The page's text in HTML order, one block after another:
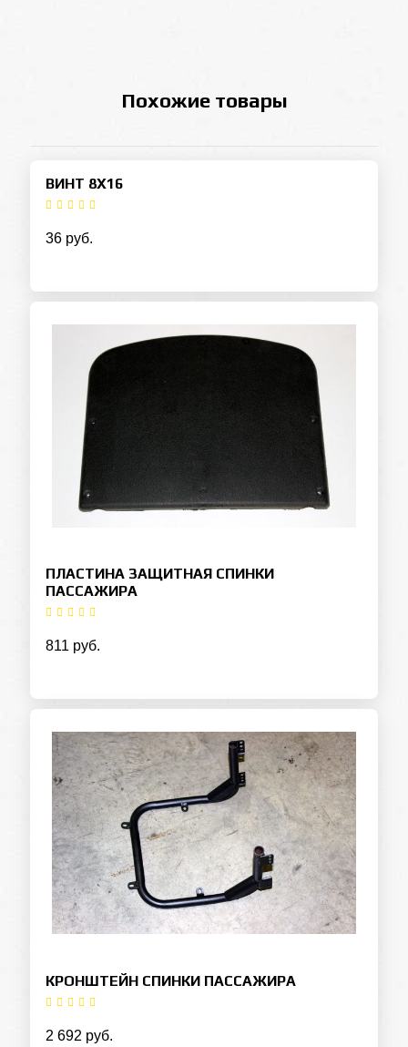
Похожие товары
ВИНТ 8Х16
36 руб.
ПЛАСТИНА ЗАЩИТНАЯ СПИНКИ
ПАССАЖИРА
811 руб.
КРОНШТЕЙН СПИНКИ ПАССАЖИРА
2 692 руб.